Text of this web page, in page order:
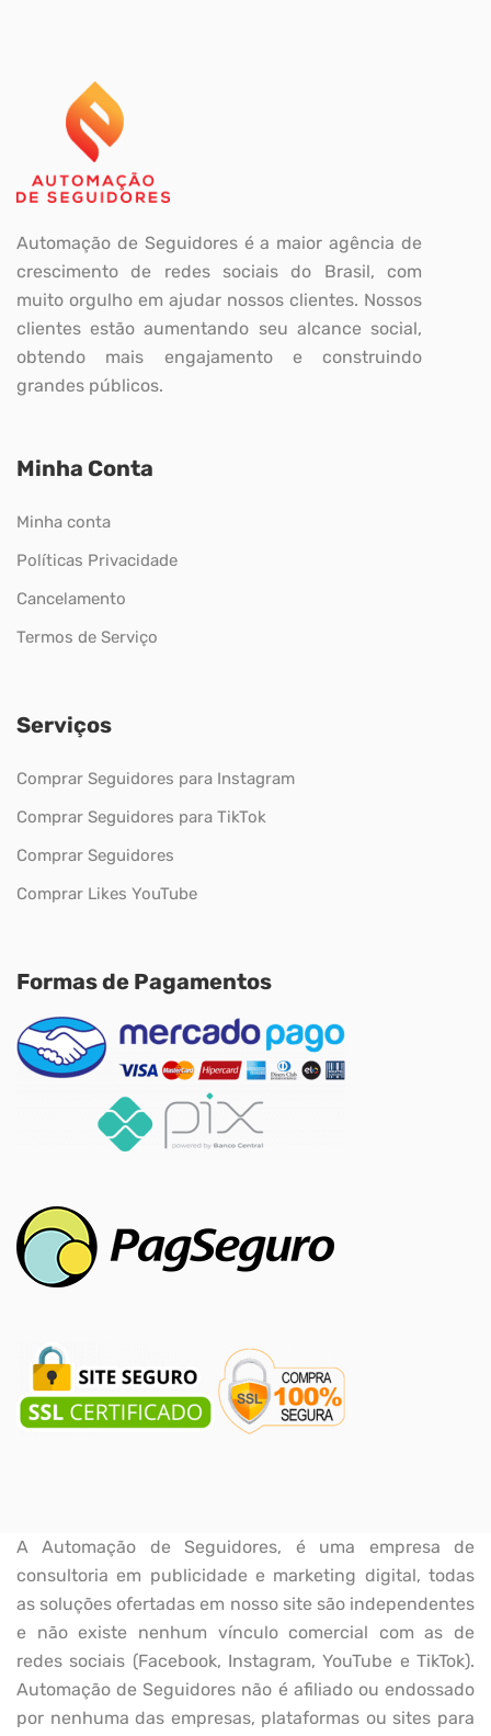
Automação de Seguidores é a maior agência de
crescimento de redes sociais do Brasil, com
muito orgulho em ajudar nossos clientes. Nossos
clientes estão aumentando seu alcance social,
obtendo mais engajamento e construindo
grandes públicos.
Minha Conta
Minha conta
Políticas Privacidade
Cancelamento
Termos de Serviço
Serviços
Comprar Seguidores para Instagram
Comprar Seguidores para TikTok
Comprar Seguidores
Comprar Likes YouTube
Formas de Pagamentos
A Automação de Seguidores, é uma empresa de
consultoria em publicidade e marketing digital, todas
as soluções ofertadas em nosso site são independentes
e não existe nenhum vínculo comercial com as de
redes sociais (Facebook, Instagram, YouTube e TikTok).
Automação de Seguidores não é afiliado ou endossado
por nenhuma das empresas, plataformas ou sites para